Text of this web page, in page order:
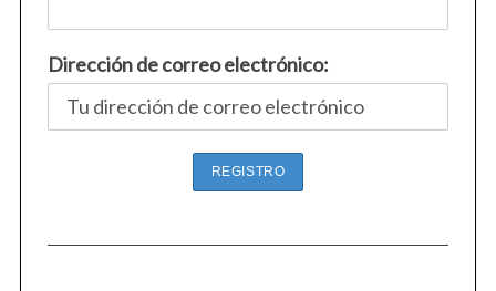
Dirección de correo electrónico: